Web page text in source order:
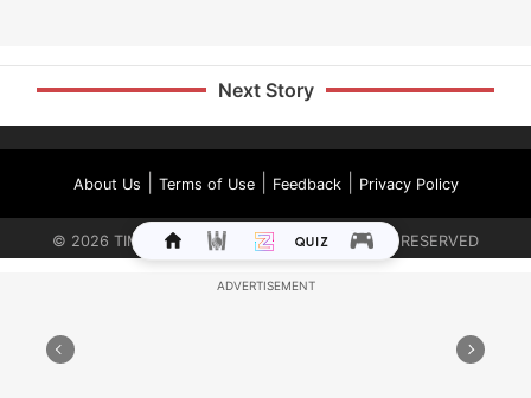
Next Story
About Us Terms of Use| Feedback| Privacy Policy
© 2026 TIMES INTERNET LIMITED. ALL RIGHTS RESERVED